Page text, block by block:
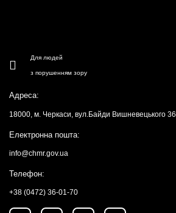
Для людей
з порушенням зору
Адреса:
18000, м. Черкаси, вул.Байди Вишневецького 36
Електронна пошта:
info@chmr.gov.ua
Телефон:
+38 (0472) 36-01-70